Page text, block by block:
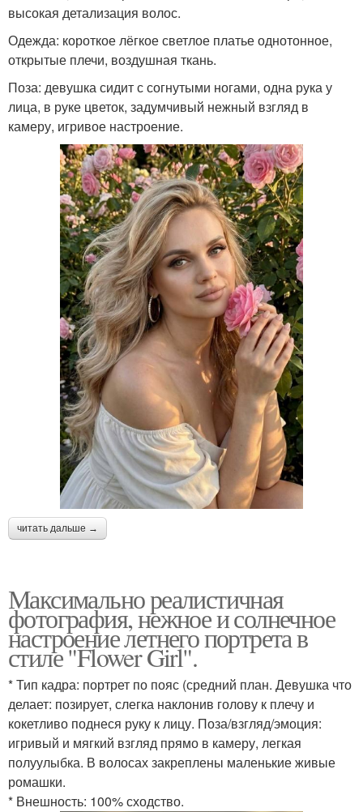
высокая детализация волос.
Одежда: короткое лёгкое светлое платье однотонное,
открытые плечи, воздушная ткань.
Поза: девушка сидит с согнутыми ногами, одна рука у
лица, в руке цветок, задумчивый нежный взгляд в
камеру, игривое настроение.
читать дальше →
Максимально реалистичная
фотография, нежное и солнечное
настроение летнего портрета в
стиле "Flower Girl".
* Тип кадра: портрет по пояс (средний план. Девушка что
делает: позирует, слегка наклонив голову к плечу и
кокетливо поднеся руку к лицу. Поза/взгляд/эмоция:
игривый и мягкий взгляд прямо в камеру, легкая
полуулыбка. В волосах закреплены маленькие живые
ромашки.
* Внешность: 100% сходство.